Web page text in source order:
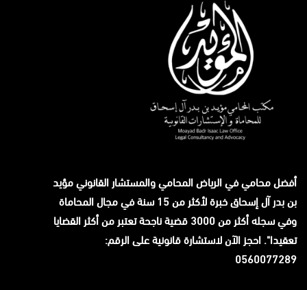
أفضل محامي في الرياض المحامي والمستشار القانونيمؤيد
بن بدر آل إسحاق
خبرة لأكثر من 15 سنة في مجال المحاماة
وفي سجله أكثر من 3000 قضية ناجحة تعتبر من أكثر القضايا
تعقيدا". احجز الآن لاستشارة قانونية على الرقم:
0560077289